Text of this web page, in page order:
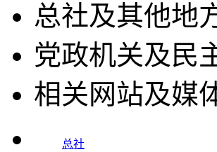
总社及其他地
党政机关及民
相关网站及媒
总社